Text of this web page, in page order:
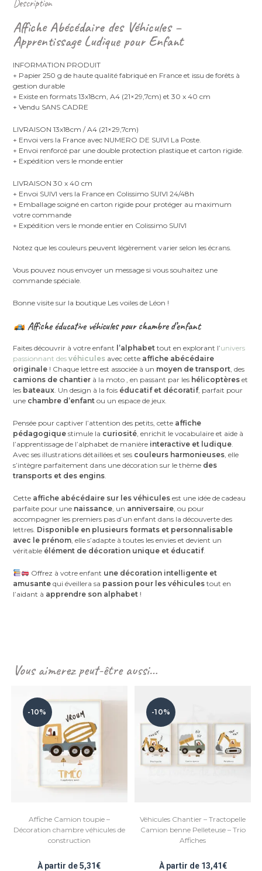
Description
Affiche Abécédaire des Véhicules –
Apprentissage Ludique pour Enfant
INFORMATION PRODUIT
+ Papier 250 g de haute qualité fabriqué en France et issu de forêts à
gestion durable
+ Existe en formats 13x18cm, A4 (21×29,7cm) et 30 x 40 cm
+ Vendu SANS CADRE
LIVRAISON 13x18cm / A4 (21×29,7cm)
+ Envoi vers la France avec NUMERO DE SUIVI La Poste.
+ Envoi renforcé par une double protection plastique et carton rigide.
+ Expédition vers le monde entier
LIVRAISON 30 x 40 cm
+ Envoi SUIVI vers la France en Colissimo SUIVI 24/48h
+ Emballage soigné en carton rigide pour protéger au maximum
votre commande
+ Expédition vers le monde entier en Colissimo SUIVI
Notez que les couleurs peuvent légèrement varier selon les écrans.
Vous pouvez nous envoyer un message si vous souhaitez une
commande spéciale.
Bonne visite sur la boutique Les voiles de Léon !
Affiche éducative véhicules pour chambre d’enfant
Faites découvrir à votre enfant l’alphabet tout en explorant l’univers
passionnant desvéhicules avec cette affiche abécédaire
originale ! Chaque lettre est associée à un moyen de transport , des
camions de chantier à la moto , en passant par les hélicoptères et
les bateaux . Un design à la fois éducatif et décoratif, parfait pour
une chambre d’enfantou un espace de jeux.
Pensée pour captiver l’attention des petits, cette affiche
pédagogique stimule la curiosité , enrichit le vocabulaire et aide à
l’apprentissage de l’alphabet de manière interactive et ludique
Avec ses illustrations détaillées et ses couleurs harmonieuses , elle
s’intègre parfaitement dans une décoration sur le thème des
transports et des engins
Cette affiche abécédaire sur les véhicules est une idée de cadeau
parfaite pour une naissance , un anniversaire , ou pour
accompagner les premiers pas d’un enfant dans la découverte des
lettres. Disponible en plusieurs formats et personnalisable
avec le prénom , elle s’adapte à toutes les envies et devient un
véritable élément de décoration unique et éducatif.
Offrez à votre enfant une décoration intelligente et
amusante qui éveillera sa passion pour les véhicules tout en
l’aidant à apprendre son alphabet !
Vous aimerez peut-être aussi…
-10%
Affiche Camion toupie –
Décoration chambre véhicules de
construction
À partir de5,31€
-10%
Véhicules Chantier – Tractopelle
Camion benne Pelleteuse – Trio
Affiches
À partir de 13,41€